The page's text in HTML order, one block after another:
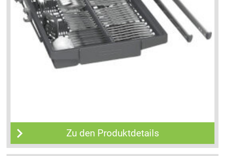
Zu den Produktdetails